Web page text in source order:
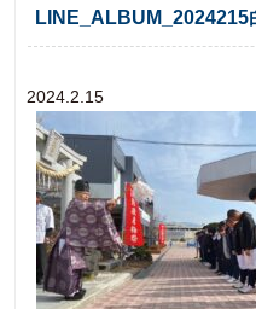
LINE_ALBUM_2024215
2024.2.15